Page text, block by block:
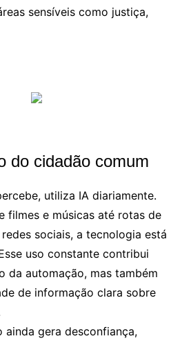
sensíveis como justiça,
do cidadão comum
utiliza IA diariamente.
filmes e músicas até rotas de
sociais, a tecnologia está
uso constante contribui
da automação, mas também
de informação clara sobre
ainda gera desconfiança,